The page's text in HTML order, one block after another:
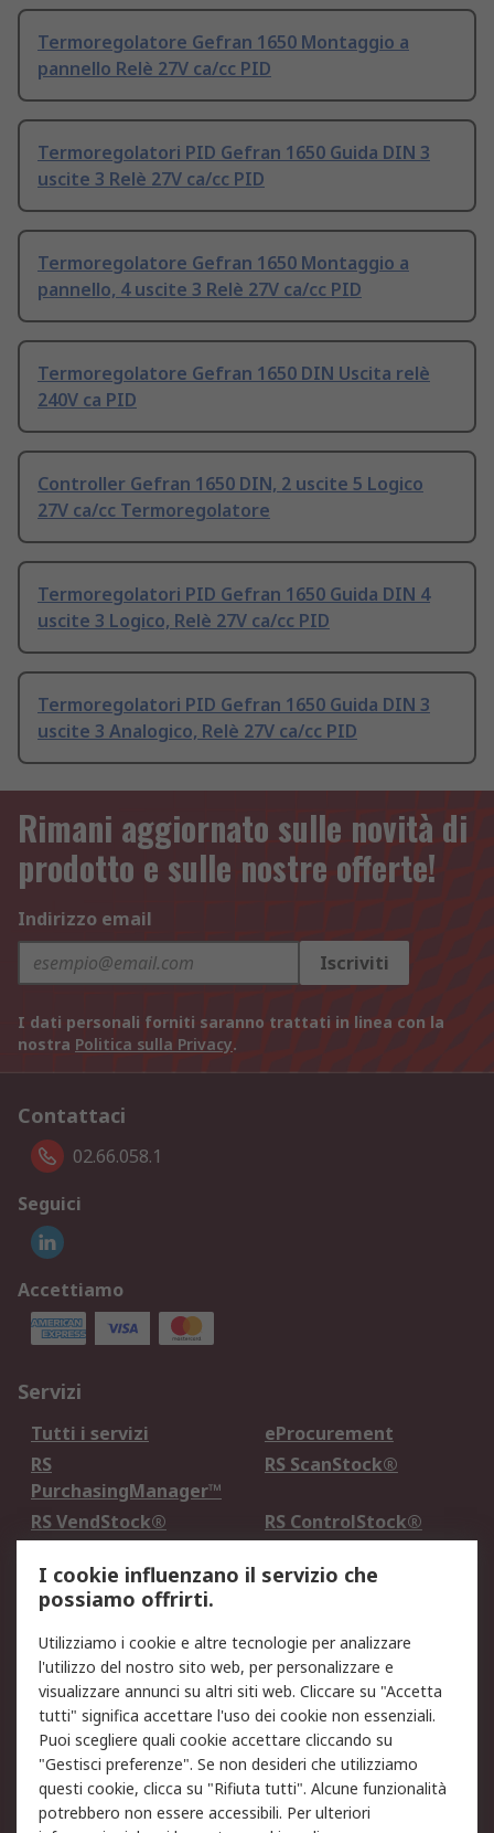
Termoregolatore Gefran 1650 Montaggio a
pannello Relè 27V ca/cc PID
Termoregolatori PID Gefran 1650 Guida DIN 3
uscite 3 Relè 27V ca/cc PID
Termoregolatore Gefran 1650 Montaggio a
pannello, 4 uscite 3 Relè 27V ca/cc PID
Termoregolatore Gefran 1650 DIN Uscita relè
240V ca PID
Controller Gefran 1650 DIN, 2 uscite 5 Logico
27V ca/cc Termoregolatore
Termoregolatori PID Gefran 1650 Guida DIN 4
uscite 3 Logico, Relè 27V ca/cc PID
Termoregolatori PID Gefran 1650 Guida DIN 3
uscite 3 Analogico, Relè 27V ca/cc PID
Rimani aggiornato sulle novità di
prodotto e sulle nostre offerte!
Indirizzo email
Iscriviti
I dati personali forniti saranno trattati in linea con la
nostra Politica sulla Privacy.
Contattaci
02.66.058.1
Seguici
Accettiamo
Servizi
Tutti i servizi
eProcurement
RS
PurchasingManager™
RS ScanStock®
RS VendStock®
RS ControlStock®
Legale
Informativa Cookie
Informativa Privacy -
Aggiornata
Email Security
Termini d'uso
Condizioni di vendita
Condizioni generali di
servizio
Etica e responsabilità
I cookie influenzano il servizio che
possiamo offrirti.
Utilizziamo i cookie e altre tecnologie per analizzare
l'utilizzo del nostro sito web, per personalizzare e
visualizzare annunci su altri siti web. Cliccare su "Accetta
tutti" significa accettare l'uso dei cookie non essenziali.
Puoi scegliere quali cookie accettare cliccando su
"Gestisci preferenze". Se non desideri che utilizziamo
questi cookie, clicca su "Rifiuta tutti". Alcune funzionalità
potrebbero non essere accessibili. Per ulteriori